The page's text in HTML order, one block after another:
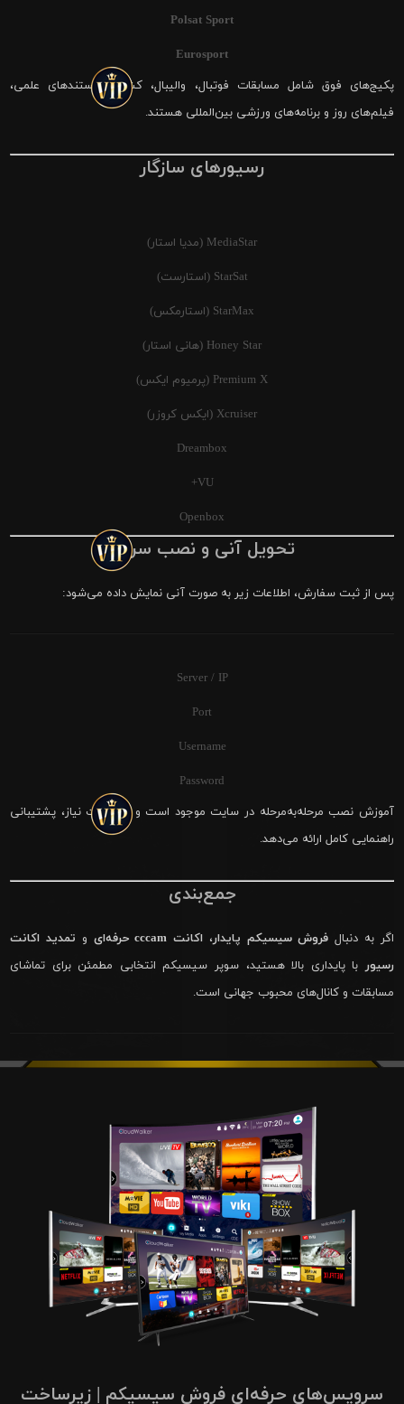
Polsat Sport
Eurosport
پکیج‌های فوق شامل مسابقات فوتبال، والیبال، کشتی، مستندهای علمی،
فیلم‌های روز و برنامه‌های ورزشی بین‌المللی هستند.
رسیورهای سازگار
MediaStar (مدیا استار)
StarSat (استارست)
StarMax (استارمکس)
Honey Star (هانی استار)
Premium X (پرمیوم ایکس)
Xcruiser (ایکس کروزر)
Dreambox
VU+
Openbox
تحویل آنی و نصب سریع
پس از ثبت سفارش، اطلاعات زیر به صورت آنی نمایش داده می‌شود:
Server / IP
Port
Username
Password
آموزش نصب مرحله‌به‌مرحله در سایت موجود است و در صورت نیاز، پشتیبانی
راهنمایی کامل ارائه می‌دهد.
جمع‌بندی
اگر به دنبال فروش سیسیکم پایدار، اکانت cccam حرفه‌ای و تمدید اکانت
رسیور با پایداری بالا هستید، سوپر سیسیکم انتخابی مطمئن برای تماشای
مسابقات و کانال‌های محبوب جهانی است.
سرویس‌های حرفه‌ای فروش سیسیکم | زیرساخت